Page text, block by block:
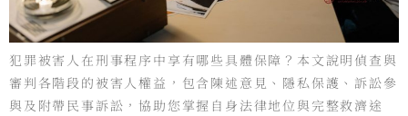
犯罪被害人在刑事程序中享有哪些具體保障？本文說明偵查與
審判各階段的被害人權益，包含陳述意見、隱私保護、訴訟參
與及附帶民事訴訟，協助您掌握自身法律地位與完整救濟途